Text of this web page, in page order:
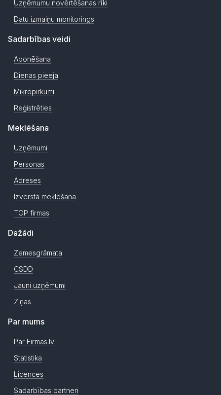
Uzņēmumu novērtēšanas rīki
Datu izmaiņu monitorings
Sadarbības veidi
Abonēšana
Dienas pieeja
Mikropirkumi
Reģistrēties
Meklēšana
Uzņēmumi
Personas
Adreses
Izvērstā meklēšana
TOP firmas
Dažādi
Zemesgrāmata
CSDD
Jauni uzņēmumi
Ziņas
Par mums
Par Firmas.lv
Statistika
Licences
Sadarbības partneri